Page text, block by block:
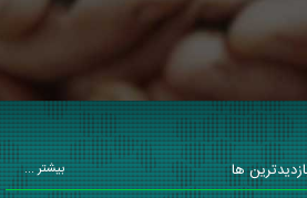
ها بیشتر ...